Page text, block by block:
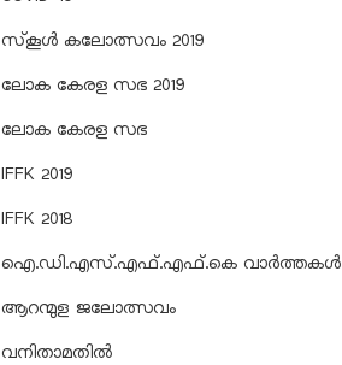
സ്‌കൂള്‍ കലോത്സവം 2019
ലോക കേരള സഭ 2019
ലോക കേരള സഭ
IFFK 2019
IFFK 2018
ഐ.ഡി.എസ്.എഫ്.എഫ്.കെ വാർത്തകൾ
ആറന്മുള ജലോത്സവം
വനിതാമതിൽ